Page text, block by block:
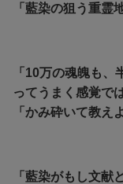
「藍染の狙う重霊
「10万の魂魄も
ってうまく感覚で
「かみ砕いて教え
「藍染がもし文献